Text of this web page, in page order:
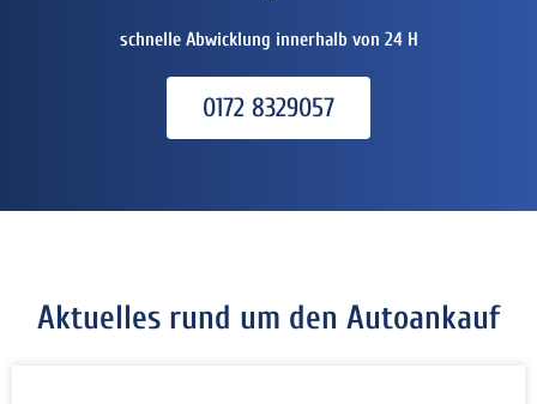
schnelle Abwicklung innerhalb von 24 H
0172 8329057
Aktuelles rund um den Autoankauf